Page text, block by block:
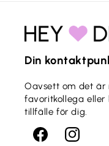
e
Din
Oavsett om det är
favoritkollega
tillfälle för dig.
FacebookInstagram